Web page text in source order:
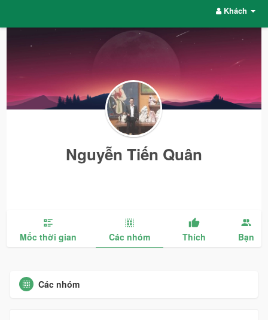
Khách
Nguyễn Tiến Quân
Mốc thời gian Các nhóm Thích Bạn
Các nhóm